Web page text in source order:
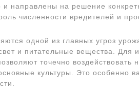
и направлены на решение
численности вредителей и
одной из главных угроз
и питательные вещества.
точечно воздействовать
культуры. Это особенно